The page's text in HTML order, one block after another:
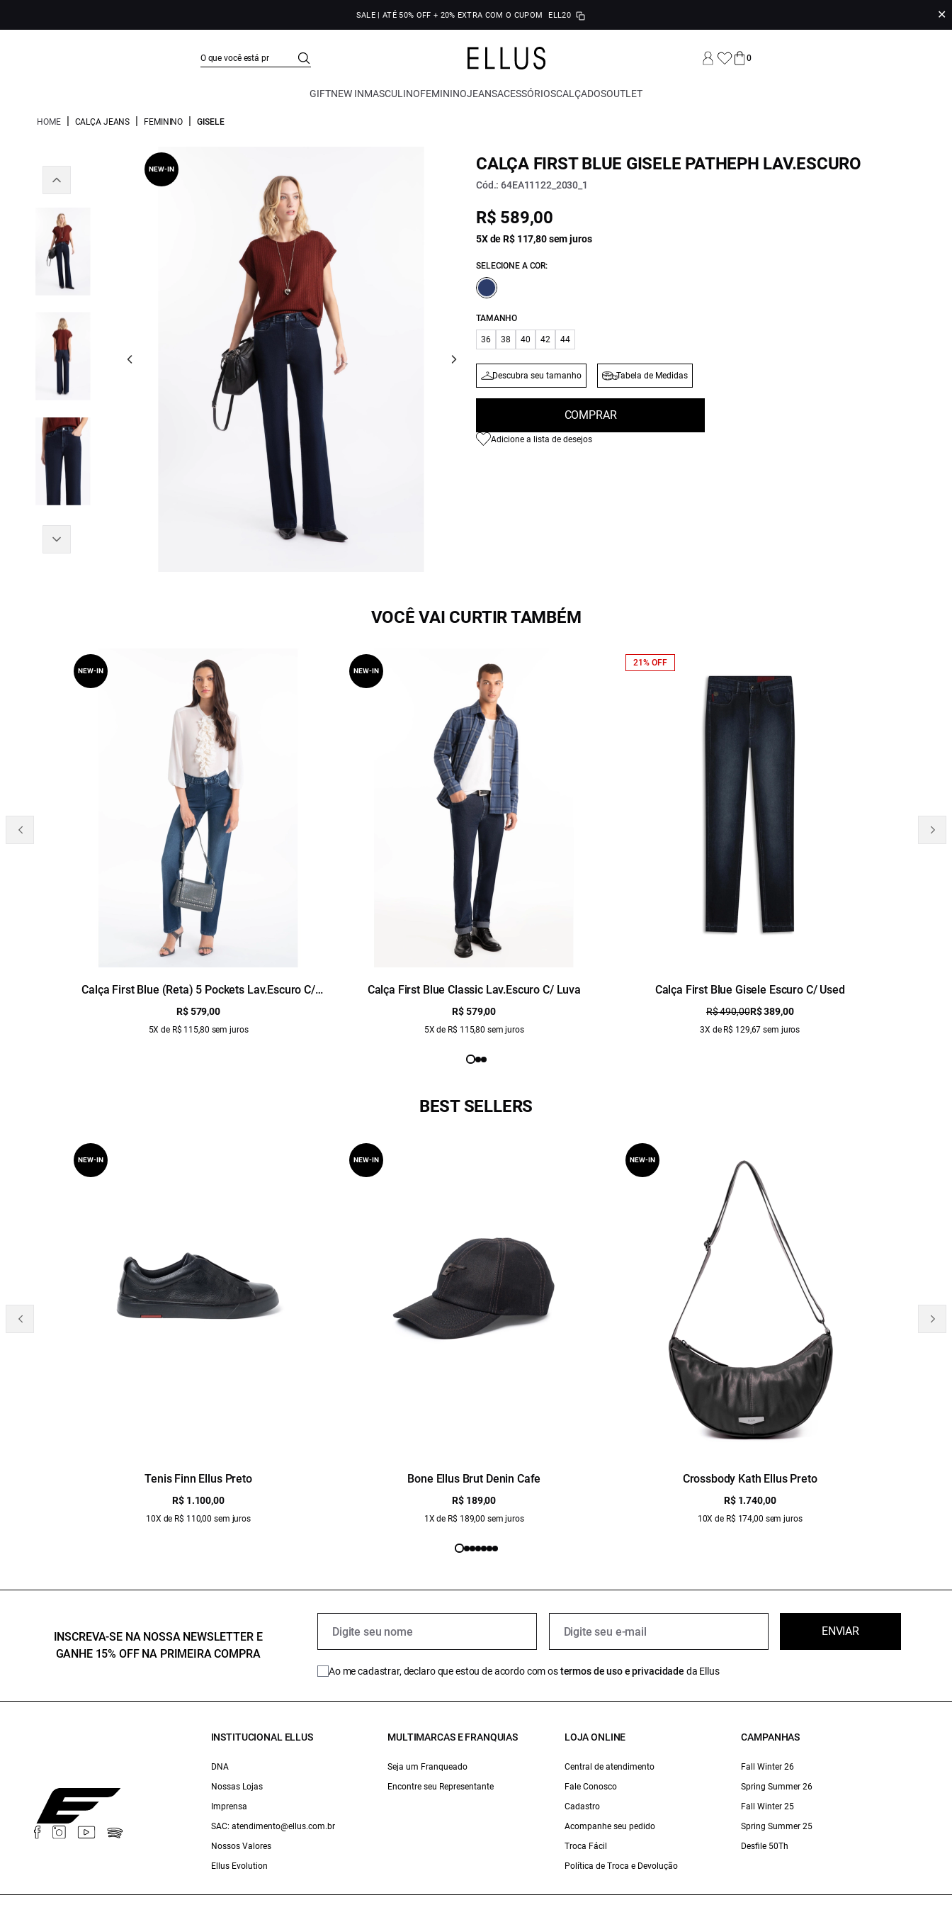
SALE | ATÉ 50% OFF + 20% EXTRA COM O CUPOM ELL20 ✕
0
GIFTNEW INMASCULINOFEMININOJEANSACESSÓRIOSCALÇADOSOUTLET
HOME | CALÇA JEANS | FEMININO | GISELE
NEW-IN CALÇA FIRST BLUE GISELE PATHEPH LAV.ESCURO
Cód.: 64EA11122_2030_1
R$ 589,00
5X de R$ 117,80 sem juros
SELECIONE A COR:
TAMANHO
36 38 40 42 44
Descubra seu tamanho Tabela de Medidas
COMPRAR
Adicione a lista de desejos
VOCÊ VAI CURTIR TAMBÉM
Calça First Blue (Reta) 5 Pockets Lav.Escuro C/
Used 1991-Lav.Escuro C/ Us
R$ 579,00
5X de R$ 115,80 sem juros
NEW-IN
Calça First Blue Classic Lav.Escuro C/ Luva
R$ 579,00
5X de R$ 115,80 sem juros
NEW-IN
Calça First Blue Gisele Escuro C/ Used
R$ 490,00R$ 389,00
3X de R$ 129,67 sem juros
21% OFF
BEST SELLERS
Tenis Finn Ellus Preto
R$ 1.100,00
10X de R$ 110,00 sem juros
NEW-IN
Bone Ellus Brut Denin Cafe
R$ 189,00
1X de R$ 189,00 sem juros
NEW-IN
Crossbody Kath Ellus Preto
R$ 1.740,00
10X de R$ 174,00 sem juros
NEW-IN
INSCREVA-SE NA NOSSA NEWSLETTER E
GANHE 15% OFF NA PRIMEIRA COMPRA
ENVIAR
Ao me cadastrar, declaro que estou de acordo com ostermos de uso e privacidade da Ellus
INSTITUCIONAL ELLUS
DNA
Nossas Lojas
Imprensa
SAC: atendimento@ellus.com.br
Nossos Valores
Ellus Evolution
MULTIMARCAS E FRANQUIAS
Seja um Franqueado
Encontre seu Representante
LOJA ONLINE
Central de atendimento
Fale Conosco
Cadastro
Acompanhe seu pedido
Troca Fácil
Política de Troca e Devolução
CAMPANHAS
Fall Winter 26
Spring Summer 26
Fall Winter 25
Spring Summer 25
Desfile 50Th